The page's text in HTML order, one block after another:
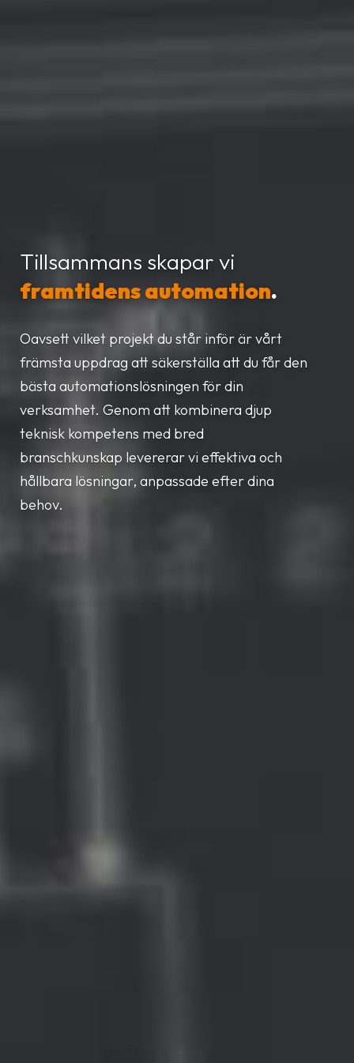
Tillsammans skapar vi
framtidens automation.
Oavsett vilket projekt du står inför är vårt
främsta uppdrag att säkerställa att du får den
bästa automationslösningen för din
verksamhet. Genom att kombinera djup
teknisk kompetens med bred
branschkunskap levererar vi effektiva och
hållbara lösningar, anpassade efter dina
behov.